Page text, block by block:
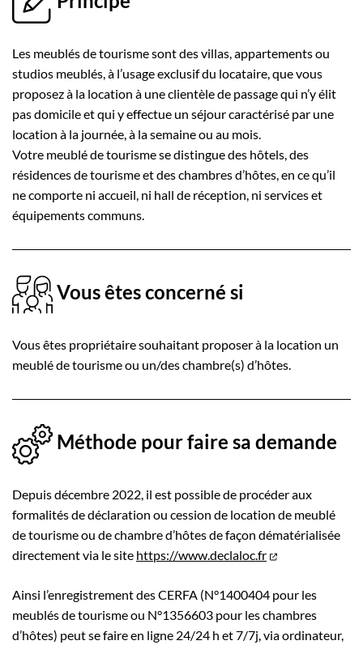
Les meublés de tourisme sont des villas, appartements ou
studios meublés, à l’usage exclusif du locataire, que vous
proposez à la location à une clientèle de passage qui n’y élit
pas domicile et qui y effectue un séjour caractérisé par une
location à la journée, à la semaine ou au mois.
Votre meublé de tourisme se distingue des hôtels, des
résidences de tourisme et des chambres d’hôtes, en ce qu’il
ne comporte ni accueil, ni hall de réception, ni services et
équipements communs.
Vous êtes concerné si
Vous êtes propriétaire souhaitant proposer à la location un
meublé de tourisme ou un/des chambre(s) d’hôtes.
Méthode pour faire sa demande
Depuis décembre 2022, il est possible de procéder aux
formalités de déclaration ou cession de location de meublé
de tourisme ou de chambre d’hôtes de façon dématérialisée
directement via le site https://www.declaloc.fr
Ainsi l’enregistrement des CERFA (N°1400404 pour les
meublés de tourisme ou N°1356603 pour les chambres
d’hôtes) peut se faire en ligne 24/24 h et 7/7j, via ordinateur,